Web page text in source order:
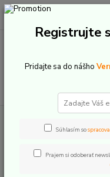
+421 907 20 22 33
BH iRS1 1.2
Registrujte
Pridajte sa do nášho
Súhlasím so
Prajem si odoberať